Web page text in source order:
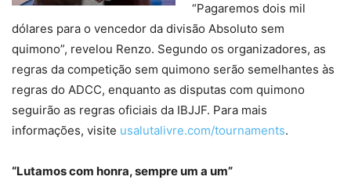
“Pagaremos dois mil
dólares para o vencedor da divisão Absoluto sem
quimono”, revelou Renzo. Segundo os organizadores, as
regras da competição sem quimono serão semelhantes às
regras do ADCC, enquanto as disputas com quimono
seguirão as regras oficiais da IBJJF. Para mais
informações, visite usalutalivre.com/tournaments.
“Lutamos com honra, sempre um a um”